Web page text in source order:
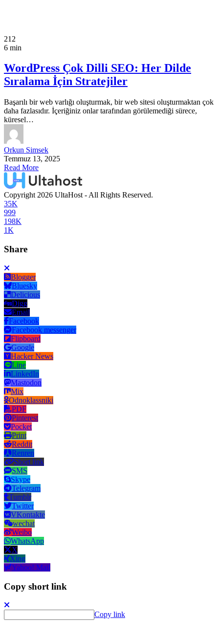
212
6 min
WordPress Çok Dilli SEO: Her Dilde
Sıralama İçin Stratejiler
Başarılı bir web varlığı oluşturmak, bir web sitesi oluşturmaktan çok
daha fazlasıdır. İçeriğiniz onlar tarafından görülemediği sürece,
küresel…
Orkun Simsek
Temmuz 13, 2025
Read More
Copyright 2026 UltaHost - All Rights Reserved.
35K
999
198K
1K
Share
Blogger
Bluesky
Delicious
Digg
Email
Facebook
Facebook messenger
Flipboard
Google
Hacker News
Line
LinkedIn
Mastodon
Mix
Odnoklassniki
PDF
Pinterest
Pocket
Print
Reddit
Renren
Short link
SMS
Skype
Telegram
Tumblr
Twitter
VKontakte
wechat
Weibo
WhatsApp
X
Xing
Yahoo! Mail
Copy short link
Copy link